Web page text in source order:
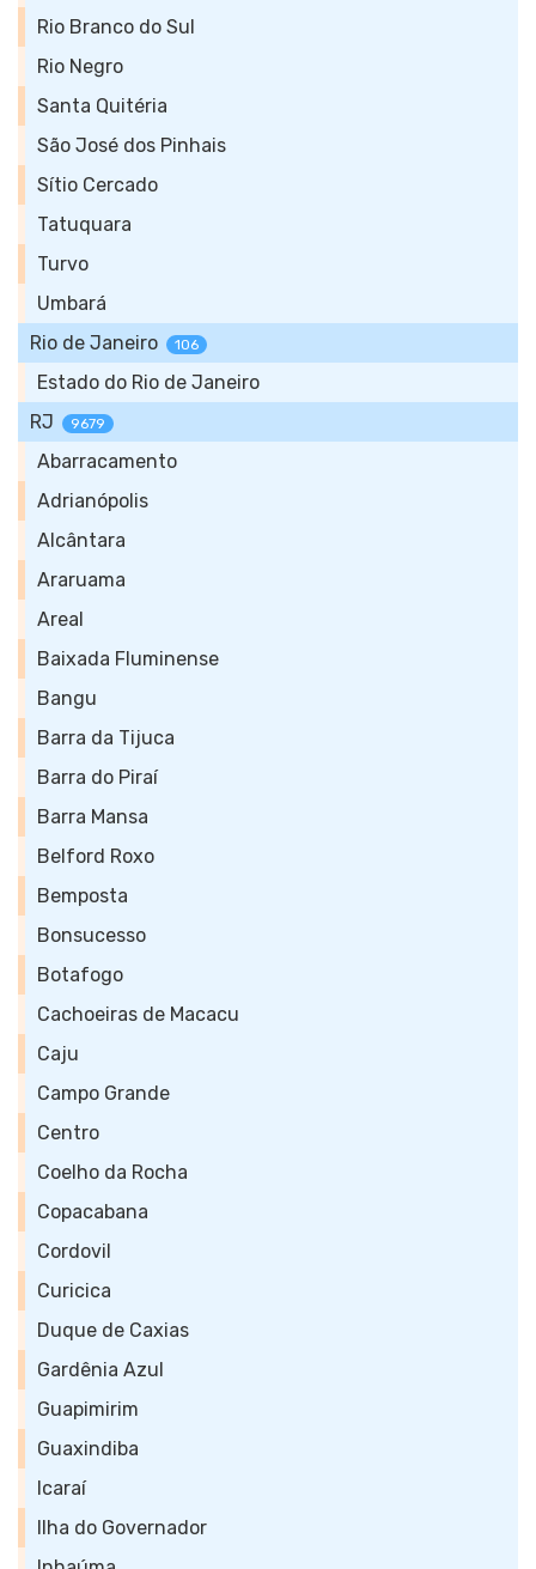
Rio Branco do Sul
Rio Negro
Santa Quitéria
São José dos Pinhais
Sítio Cercado
Tatuquara
Turvo
Umbará
Rio de Janeiro
106
Estado do Rio de Janeiro
RJ
9679
Abarracamento
Adrianópolis
Alcântara
Araruama
Areal
Baixada Fluminense
Bangu
Barra da Tijuca
Barra do Piraí
Barra Mansa
Belford Roxo
Bemposta
Bonsucesso
Botafogo
Cachoeiras de Macacu
Caju
Campo Grande
Centro
Coelho da Rocha
Copacabana
Cordovil
Curicica
Duque de Caxias
Gardênia Azul
Guapimirim
Guaxindiba
Icaraí
Ilha do Governador